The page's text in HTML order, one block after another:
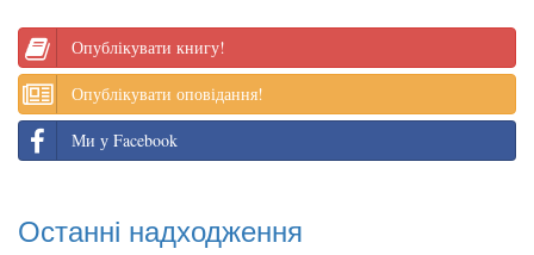
Опублікувати книгу!
Опублікувати оповідання!
Ми у Facebook
Останні надходження